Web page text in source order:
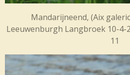
Mandarijneend, (Aix
Leeuwenburgh
11